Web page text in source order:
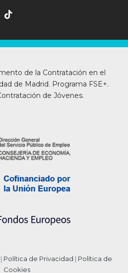
tiktok
de la Contratación en el
de Madrid. Programa FSE+.
de Jóvenes.
| Política de Privacidad | Política de
Cookies